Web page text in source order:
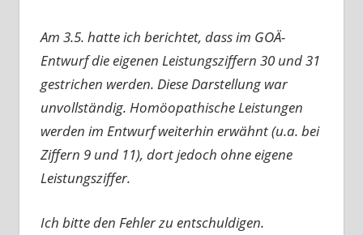
Am 3.5. hatte ich berichtet, dass im GOÄ-
Entwurf die eigenen Leistungsziffern 30 und 31
gestrichen werden. Diese Darstellung war
unvollständig. Homöopathische Leistungen
werden im Entwurf weiterhin erwähnt (u.a. bei
Ziffern 9 und 11), dort jedoch ohne eigene
Leistungsziffer.
Ich bitte den Fehler zu entschuldigen.